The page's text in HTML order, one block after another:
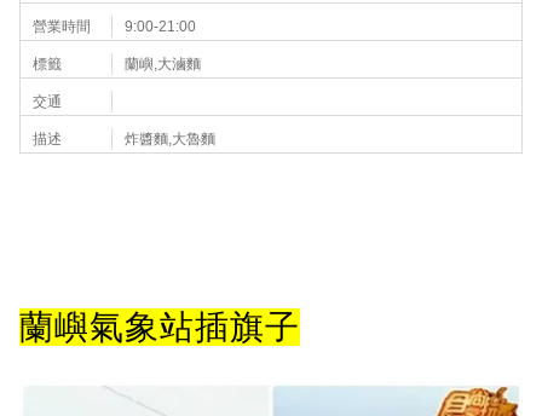
營業時間 9:00-21:00
標籤 蘭嶼,大滷麵
交通
描述 炸醬麵,大魯麵
蘭嶼氣象站插旗子